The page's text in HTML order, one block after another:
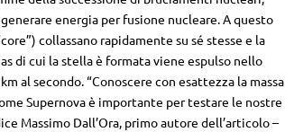
energia per fusione nucleare. A questo
collassano rapidamente su sé stesse e la
di cui la stella è formata viene espulso nello
al secondo. “Conoscere con esattezza la massa
Supernova è importante per testare le nostre
Massimo Dall’Ora, primo autore dell’articolo –